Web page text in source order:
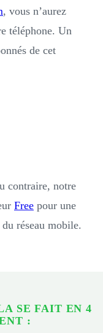
, vous n’aurez
téléphone. Un
de cet
contraire, notre
Free pour une
réseau mobile.
SE FAIT EN 4
: